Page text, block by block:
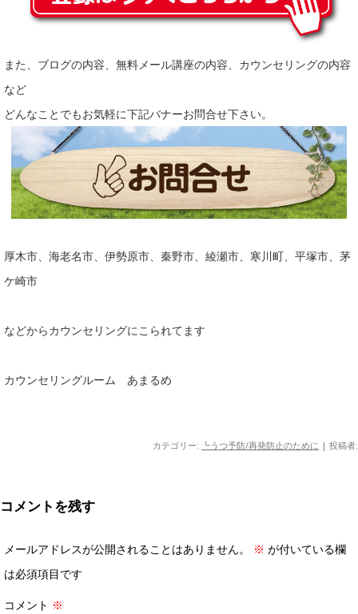
また、ブログの内容、無料メール講座の内容、カウンセリングの内容
など
どんなことでもお気軽に下記バナーお問合せ下さい。
厚木市、海老名市、伊勢原市、秦野市、綾瀬市、寒川町、平塚市、茅
ケ崎市
などからカウンセリングにこられてます
カウンセリングルーム あまるめ
カテゴリー: ┗うつ予防/再発防止のために | 投稿者:
コメントを残す
メールアドレスが公開されることはありません。 ※ が付いている欄
は必須項目です
コメント ※